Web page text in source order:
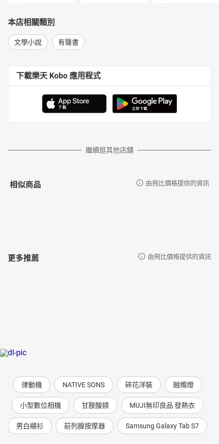
本店相關類別
文學小說 有聲書
下載樂天 Kobo 應用程式
繼續逛其他店舖
相似商品 由飛比價格提供的資訊
更多推薦 由飛比價格提供的資訊
律動機 NATIVE SONS 碎花洋裝 融燭燈
小型數位相機 甘胺酸鎂 MUJI無印良品 發熱衣
男白襯衫 前列腺按摩器 Samsung Galaxy Tab S7